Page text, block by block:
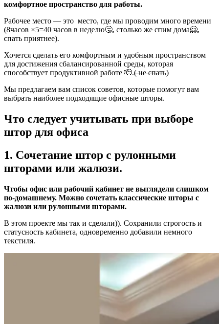
комфортное пространство для работы.
Рабочее место — это место, где мы проводим много времени
(8часов ×5=40 часов в неделю🤔, столько же спим дома🤗,
спать приятнее).
Хочется сделать его комфортным и удобным пространством
для достижения сбалансированной среды, которая
способствует продуктивной работе 🫡.( не спать)
Мы предлагаем вам список советов, которые помогут вам
выбрать наиболее подходящие офисные шторы.
Что следует учитывать при выборе
штор для офиса
1. Сочетание штор с рулонными
шторами или жалюзи.
Чтобы офис или рабочий кабинет не выглядели слишком
по-домашнему. Можно сочетать классические шторы с
жалюзи или рулонными шторами.
В этом проекте мы так и сделали)). Сохранили строгость и
статусность кабинета, одновременно добавили немного
текстиля.